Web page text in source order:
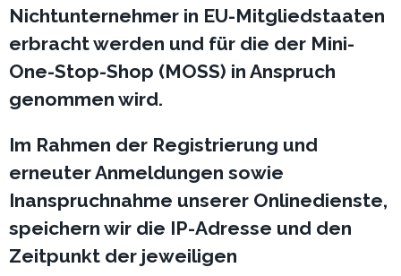
Nichtunternehmer in EU-Mitgliedstaaten
erbracht werden und für die der Mini-
One-Stop-Shop (MOSS) in Anspruch
genommen wird.
Im Rahmen der Registrierung und
erneuter Anmeldungen sowie
Inanspruchnahme unserer Onlinedienste,
speichern wir die IP-Adresse und den
Zeitpunkt der jeweiligen